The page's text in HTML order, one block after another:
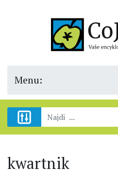
Menu:
kwartnik